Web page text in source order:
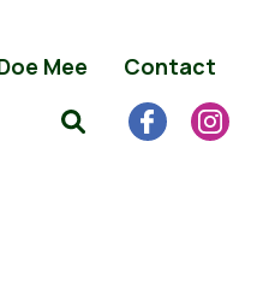
Mee Contact